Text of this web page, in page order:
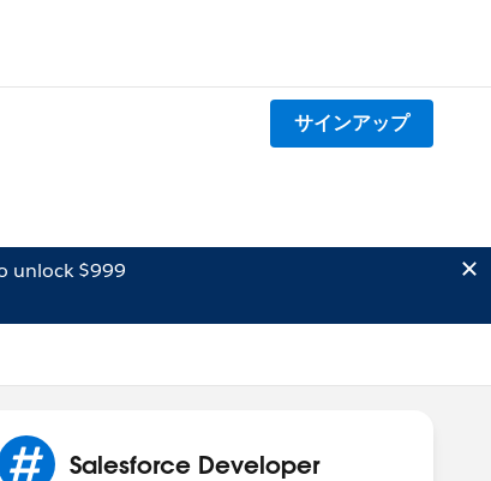
サインアップ
unlock $999
Salesforce Developer